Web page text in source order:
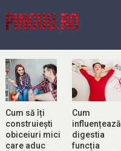
Cum să îți
construiești
obiceiuri mici
care aduc
Cum
influențează
digestia
funcția